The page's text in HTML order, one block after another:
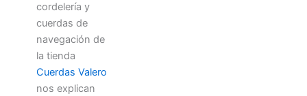
cordelería y
cuerdas de
navegación de
la tienda
Cuerdas Valero
nos explican